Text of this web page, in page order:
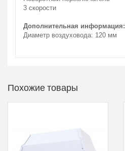
3 скорости
Дополнительная информация:
Диаметр воздуховода: 120 мм
Похожие товары